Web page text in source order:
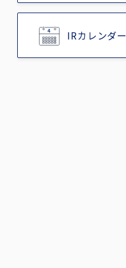
IRカレンダー